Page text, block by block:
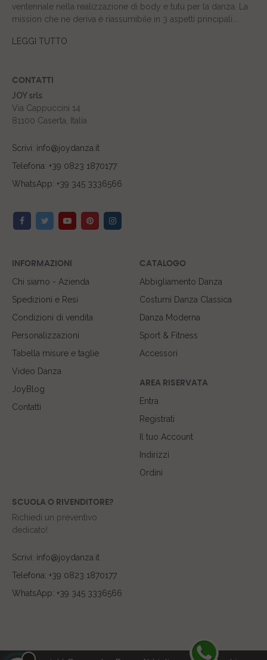
ventennale nella realizzazione di body e tutù per la danza. La
mission che ne deriva è riassumibile in 3 aspetti principali...
LEGGI TUTTO
CONTATTI
JOY srls
Via Cappuccini 14
81100 Caserta, Italia
Scrivi: info@joydanza.it
Telefona: +39 0823 1870177
WhatsApp: +39 345 3336566
INFORMAZIONI
Chi siamo - Azienda
Spedizioni e Resi
Condizioni di vendita
Personalizzazioni
Tabella misure e taglie
Video Danza
JoyBlog
Contatti
CATALOGO
Abbigliamento Danza
Costumi Danza Classica
Danza Moderna
Sport & Fitness
Accessori
AREA RISERVATA
Entra
Registrati
Il tuo Account
Indirizzi
Ordini
SCUOLA O RIVENDITORE?
Richiedi un preventivo
dedicato!
Scrivi: info@joydanza.it
Telefona: +39 0823 1870177
WhatsApp: +39 345 3336566